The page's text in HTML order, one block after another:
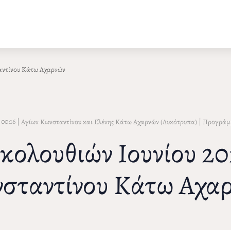
Κάτω Αχαρνών
| Αγίων Κωνσταντίνου και Ελένης Κάτω Αχαρνών (Λυκότρυπα) |
Ιουνίου
Κάτω